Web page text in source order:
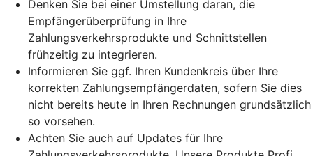
Denken Sie bei einer Umstellung daran, die
Empfängerüberprüfung in Ihre
Zahlungsverkehrsprodukte und Schnittstellen
frühzeitig zu integrieren.
Informieren Sie ggf. Ihren Kundenkreis über Ihre
korrekten Zahlungsempfängerdaten, sofern Sie dies
nicht bereits heute in Ihren Rechnungen grundsätzlich
so vorsehen.
Achten Sie auch auf Updates für Ihre